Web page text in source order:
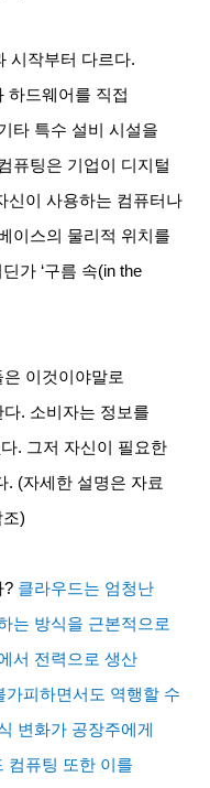
시작부터 다르다.
하드웨어를 직접
타 특수 설비 시설을
퓨팅은 기업이 디지털
신이 사용하는 컴퓨터나
이스의 물리적 위치를
딘가 ‘구름 속(in the
이것이야말로
다. 소비자는 정보를
. 그저 자신이 필요한
. (자세한 설명은 자료
조)
? 클라우드는 엄청난
는 방식을 근본적으로
서 전력으로 생산
가피하면서도 역행할 수
변화가 공장주에게
컴퓨팅 또한 이를